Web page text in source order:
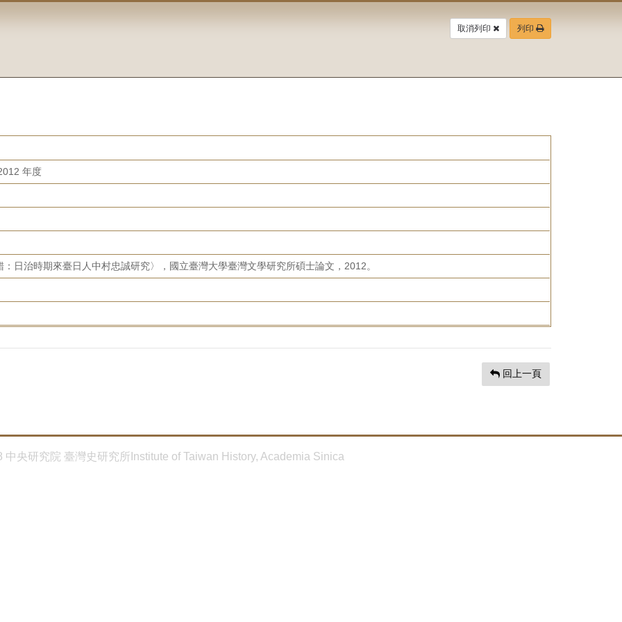
取消列印 列印
年度
：日治時期來臺日人中村忠誠研究〉，國立臺灣大學臺灣文學研究所碩士論文，2012。
回上一頁
中央研究院 臺灣史研究所Institute of Taiwan History, Academia Sinica